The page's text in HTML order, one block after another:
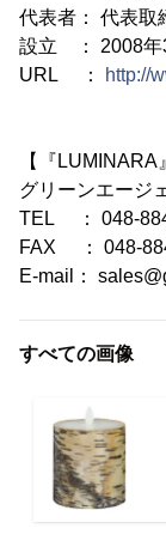
代表者： 代表
設立 ： 2008年
URL ：
http://
【『LUMINARA
グリーンエージ
TEL ： 048-
FAX ： 048-
E-mail：
すべての画像